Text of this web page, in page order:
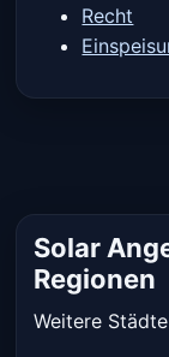
Recht
Solar
Regionen
Weitere